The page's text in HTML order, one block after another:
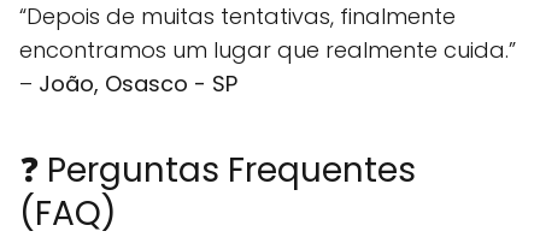
“Depois de muitas tentativas, finalmente
encontramos um lugar que realmente cuida.”
– João, Osasco - SP
❓ Perguntas Frequentes
(FAQ)